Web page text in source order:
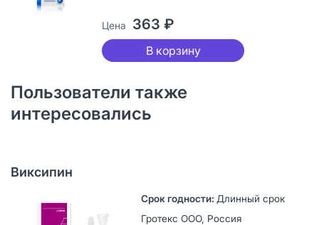
Цена 363 ₽
В корзину
Пользователи также
интересовались
Виксипин
Длинный срок
Гротекс ООО, Россия